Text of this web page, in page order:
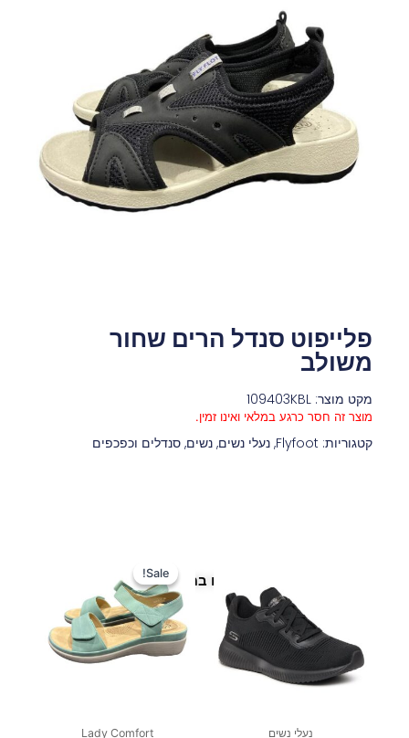
פלייפוט סנדל הרים שחור
משולב
מקט מוצר: 109403KBL
מוצר זה חסר כרגע במלאי ואינו זמין.
קטגוריות: Flyfoot
, נעלי נשים, נשים, סנדלים וכפכפים
פריטים נוספים במיוחד בשבילך
נעלי נשים
Sale!
Sale!
Lady Comfort
היה:
200 ₪.
150 ₪.